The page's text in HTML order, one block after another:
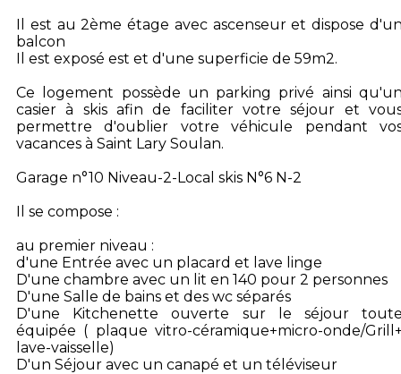
Il est au 2ème étage avec ascenseur et dispose
balcon
Il est exposé est et d'une superficie de 59m2.
Ce logement possède un parking privé ainsi
casier à skis afin de faciliter votre séjour et
permettre d'oublier votre véhicule pendant
vacances à Saint Lary Soulan.
Garage n°10 Niveau-2-Local skis N°6 N-2
Il se compose :
au premier niveau :
d'une Entrée avec un placard et lave linge
D'une chambre avec un lit en 140 pour 2 personnes
D'une Salle de bains et des wc séparés
D'une Kitchenette ouverte sur le séjour
équipée ( plaque vitro-céramique+micro-onde/
lave-vaisselle)
D'un Séjour avec un canapé et un téléviseur